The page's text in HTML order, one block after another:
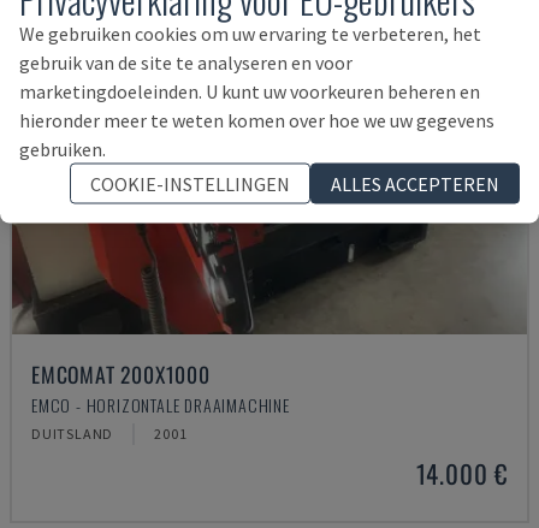
EMCOMAT 200X1000
EMCO - HORIZONTALE DRAAIMACHINE
DUITSLAND 2001
14.000 €
We gebruiken cookies om uw ervaring te verbeteren, het
gebruik van de site te analyseren en voor
marketingdoeleinden. U kunt uw voorkeuren beheren en
hieronder meer te weten komen over hoe we uw gegevens
gebruiken.
COOKIE-INSTELLINGEN
ALLES ACCEPTEREN